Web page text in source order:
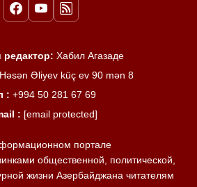
редактор: Хабил Агазаде
Əliyev küç ev 90 mən 8
: +994 50 281 67 69
: [email protected]
портале
общественной, политической,
жизни Азербайджана читателям